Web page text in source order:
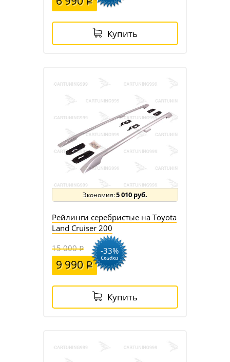
Купить
5 010 руб.
Рейлинги серебристые на Toyota
Land Cruiser 200
15 000
9 990
-33%
Скидка
Купить